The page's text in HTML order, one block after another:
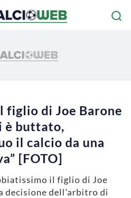
figlio di Joe Barone
è buttato,
il calcio da una
[FOTO]
il figlio di Joe
decisione dell'arbitro di